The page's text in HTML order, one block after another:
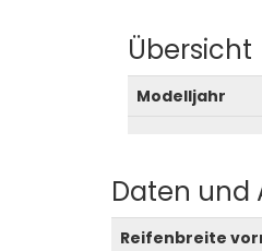
Übersicht
Modelljahr
Daten und
Reifenbreite